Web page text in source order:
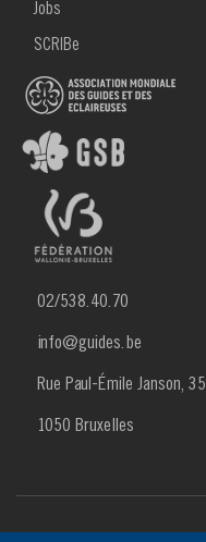
Jobs
SCRIBe
02/538.40.70
info@guides.be
Rue Paul-Émile Janson, 35
1050 Bruxelles